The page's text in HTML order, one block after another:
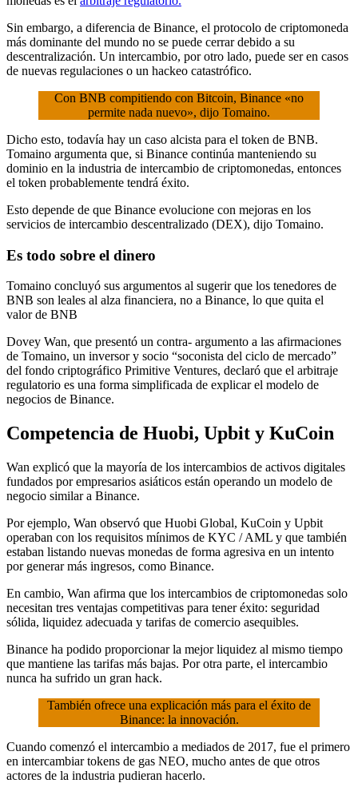
Sin embargo, a diferencia de Binance, el protocolo de criptomoneda
más dominante del mundo no se puede cerrar debido a su
descentralización. Un intercambio, por otro lado, puede ser en casos
de nuevas regulaciones o un hackeo catastrófico.
Con BNB compitiendo con Bitcoin, Binance «no
permite nada nuevo», dijo Tomaino.
Dicho esto, todavía hay un caso alcista para el token de BNB.
Tomaino argumenta que, si Binance continúa manteniendo su
dominio en la industria de intercambio de criptomonedas, entonces
el token probablemente tendrá éxito.
Esto depende de que Binance evolucione con mejoras en los
servicios de intercambio descentralizado (DEX), dijo Tomaino.
Es todo sobre el dinero
Tomaino concluyó sus argumentos al sugerir que los tenedores de
BNB son leales al alza financiera, no a Binance, lo que quita el
valor de BNB
Dovey Wan, que presentó un contra- argumento a las afirmaciones
de Tomaino, un inversor y socio “soconista del ciclo de mercado”
del fondo criptográfico Primitive Ventures, declaró que el arbitraje
regulatorio es una forma simplificada de explicar el modelo de
negocios de Binance.
Competencia de Huobi, Upbit y KuCoin
Wan explicó que la mayoría de los intercambios de activos digitales
fundados por empresarios asiáticos están operando un modelo de
negocio similar a Binance.
Por ejemplo, Wan observó que Huobi Global, KuCoin y Upbit
operaban con los requisitos mínimos de KYC / AML y que también
estaban listando nuevas monedas de forma agresiva en un intento
por generar más ingresos, como Binance.
En cambio, Wan afirma que los intercambios de criptomonedas solo
necesitan tres ventajas competitivas para tener éxito: seguridad
sólida, liquidez adecuada y tarifas de comercio asequibles.
Binance ha podido proporcionar la mejor liquidez al mismo tiempo
que mantiene las tarifas más bajas. Por otra parte, el intercambio
nunca ha sufrido un gran hack.
También ofrece una explicación más para el éxito de
Binance: la innovación.
Cuando comenzó el intercambio a mediados de 2017, fue el primero
en intercambiar tokens de gas NEO, mucho antes de que otros
actores de la industria pudieran hacerlo.